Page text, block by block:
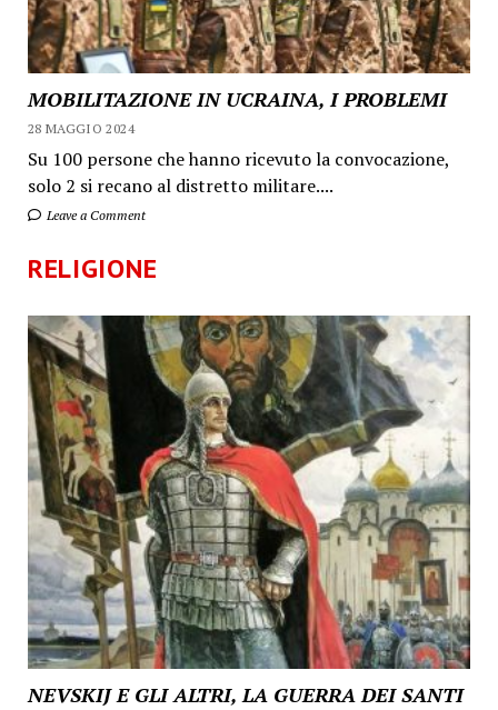
MOBILITAZIONE IN UCRAINA, I PROBLEMI
28 MAGGIO 2024
Su 100 persone che hanno ricevuto la convocazione,
solo 2 si recano al distretto militare....
Leave a Comment
RELIGIONE
NEVSKIJ E GLI ALTRI, LA GUERRA DEI SANTI